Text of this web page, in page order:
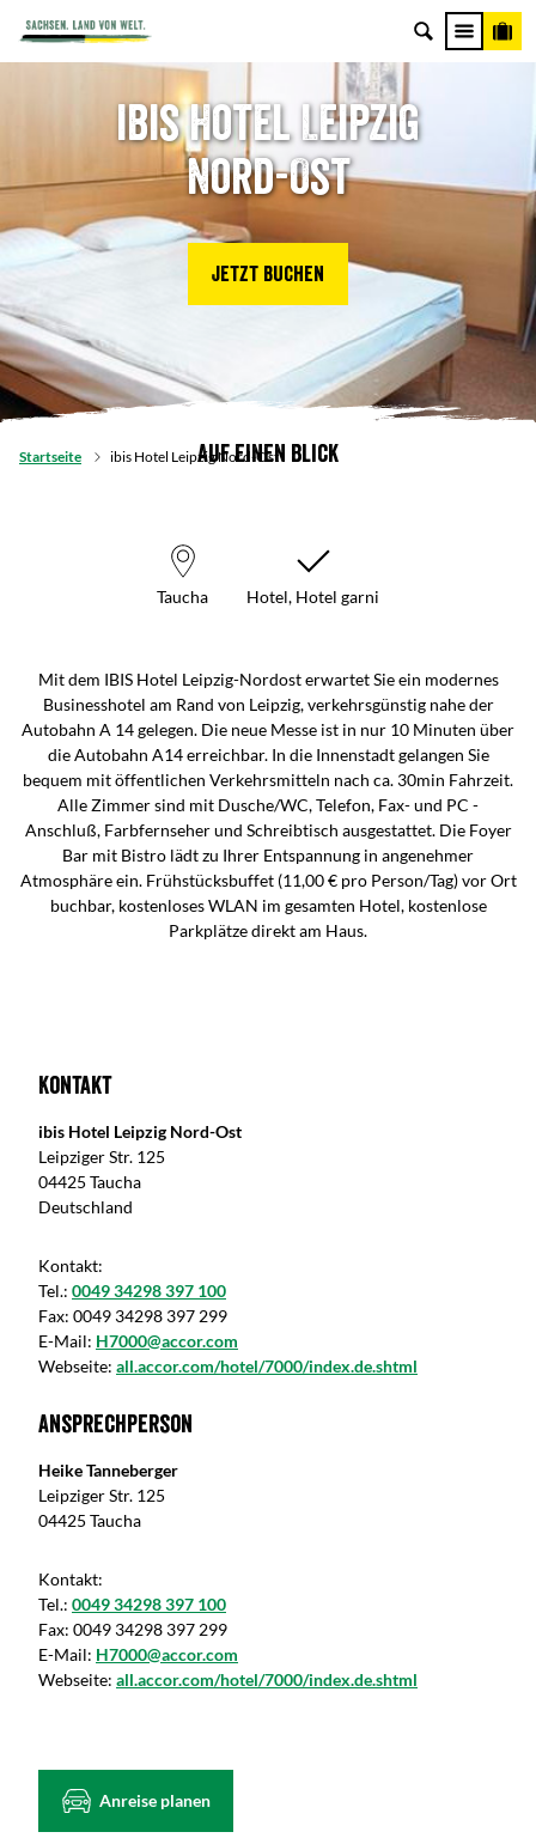
ibis Hotel Leipzig
Nord-Ost
Jetzt buchen
Startseite ibis Hotel Leipzig Nord-Ost
Auf einen Blick
Taucha Hotel, Hotel garni
Mit dem IBIS Hotel Leipzig-Nordost erwartet Sie ein modernes
Businesshotel am Rand von Leipzig, verkehrsgünstig nahe der
Autobahn A 14 gelegen. Die neue Messe ist in nur 10 Minuten über
die Autobahn A14 erreichbar. In die Innenstadt gelangen Sie
bequem mit öffentlichen Verkehrsmitteln nach ca. 30min Fahrzeit.
Alle Zimmer sind mit Dusche/WC, Telefon, Fax- und PC -
Anschluß, Farbfernseher und Schreibtisch ausgestattet. Die Foyer
Bar mit Bistro lädt zu Ihrer Entspannung in angenehmer
Atmosphäre ein. Frühstücksbuffet (11,00 € pro Person/Tag) vor Ort
buchbar, kostenloses WLAN im gesamten Hotel, kostenlose
Parkplätze direkt am Haus.
Kontakt
ibis Hotel Leipzig Nord-Ost
Leipziger Str. 125
04425 Taucha
Deutschland
Kontakt:
Tel.: 0049 34298 397 100
Fax: 0049 34298 397 299
E-Mail: H7000@accor.com
Webseite: all.accor.com/hotel/7000/index.de.shtml
Ansprechperson
Heike Tanneberger
Leipziger Str. 125
04425 Taucha
Kontakt:
Tel.: 0049 34298 397 100
Fax: 0049 34298 397 299
E-Mail: H7000@accor.com
Webseite: all.accor.com/hotel/7000/index.de.shtml
Anreise planen